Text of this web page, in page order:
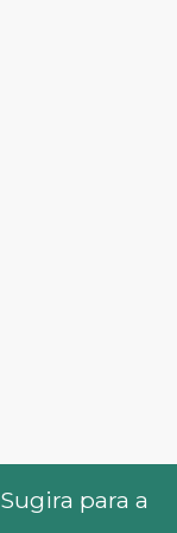
Sugira para a